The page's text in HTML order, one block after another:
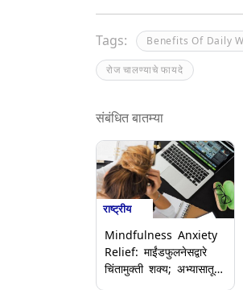
Tags: Benefits Of Daily
रोज चालण्याचे फायदे
संबंधित बातम्या
राष्ट्रीय
Mindfulness Anxiety
Relief: माईंडफुलनेसद्वारे
चिंतामुक्ती शक्य; अभ्यासातून